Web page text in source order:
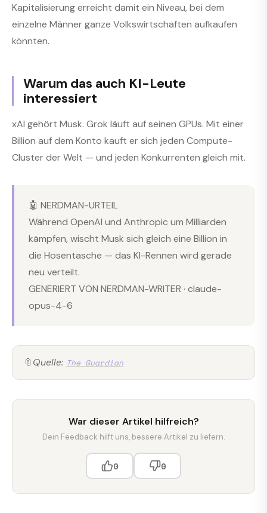
Kapitalisierung erreicht damit ein Niveau, bei dem
einzelne Männer ganze Volkswirtschaften aufkaufen
könnten.
Warum das auch KI-Leute
interessiert
xAI gehört Musk. Grok läuft auf seinen GPUs. Mit einer
Billion auf dem Konto kauft er sich jeden Compute-
Cluster der Welt — und jeden Konkurrenten gleich mit.
🤖 NERDMAN-URTEIL
Während OpenAI und Anthropic um Milliarden
kämpfen, wischt Musk sich gleich eine Billion in
die Hosentasche — das KI-Rennen wird gerade
neu verteilt.
GENERIERT VON NERDMAN-WRITER · claude-
opus-4-6
📎 Quelle: The Guardian
War dieser Artikel hilfreich?
Dein Feedback hilft uns, bessere Artikel zu liefern.
0 0